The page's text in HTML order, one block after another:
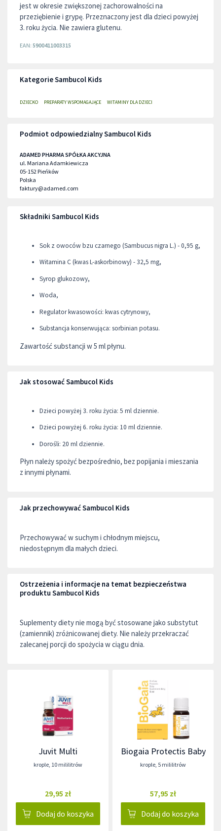
jest w okresie zwiększonej zachorowalności na
przeziębienie i grypę. Przeznaczony jest dla dzieci powyżej
3. roku życia. Nie zawiera glutenu.
EAN: 5900411003315
Kategorie Sambucol Kids
DZIECKO PREPARATY WSPOMAGAJĄCE WITAMINY DLA DZIECI
Podmiot odpowiedzialny Sambucol Kids
ADAMED PHARMA SPÓŁKA AKCYJNA
ul. Mariana Adamkiewicza
05-152Pieńków
Polska
faktury@adamed.com
Składniki Sambucol Kids
Sok z owoców bzu czarnego (Sambucus nigra L.) - 0,95 g,
Witamina C (kwas L-askorbinowy) - 32,5 mg,
Syrop glukozowy,
Woda,
Regulator kwasowości: kwas cytrynowy,
Substancja konserwująca: sorbinian potasu.
Zawartość substancji w 5 ml płynu.
Jak stosować Sambucol Kids
Dzieci powyżej 3. roku życia: 5 ml dziennie.
Dzieci powyżej 6. roku życia: 10 ml dziennie.
Dorośli: 20 ml dziennie.
Płyn należy spożyć bezpośrednio, bez popijania i mieszania
z innymi płynami.
Jak przechowywać Sambucol Kids
Przechowywać w suchym i chłodnym miejscu,
niedostępnym dla małych dzieci.
Ostrzeżenia i informacje na temat bezpieczeństwa
produktu Sambucol Kids
Suplementy diety nie mogą być stosowane jako substytut
(zamiennik) zróżnicowanej diety. Nie należy przekraczać
zalecanej porcji do spożycia w ciągu dnia.
Juvit Multi
krople, 10 mililitrów
29,95 zł
Dodaj do koszyka
Biogaia Protectis Baby
krople, 5 mililitrów
57,95 zł
Dodaj do koszyka